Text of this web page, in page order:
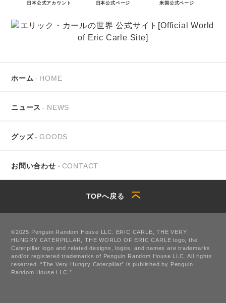
日本公式アカウント
日本公式ページ
米国公式ページ
ホーム HOME
ニュース NEWS
グッズ GOODS
お問い合わせ CONTACT
TOPへ戻る
©2025 Penguin Random House LLC. ERIC CARLE, THE VERY
HUNGRY CATERPILLAR, THE WORLD OF ERIC CARLE logo, the
Caterpillar logo and related designs, logos, and names are trademarks
and/or registered trademarks of Penguin Random House LLC. All rights
reserved. “The Very Hungry Caterpillar” is published by Penguin
Random House LLC.”